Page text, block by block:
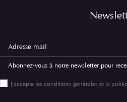
Abonnez-vous à notre newsletter pour
J'accepte les conditions générales et la